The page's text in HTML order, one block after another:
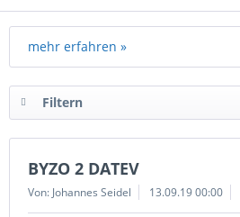
mehr erfahren »
Filtern
BYZO 2 DATEV
Von: Johannes Seidel 13.09.19 00:00